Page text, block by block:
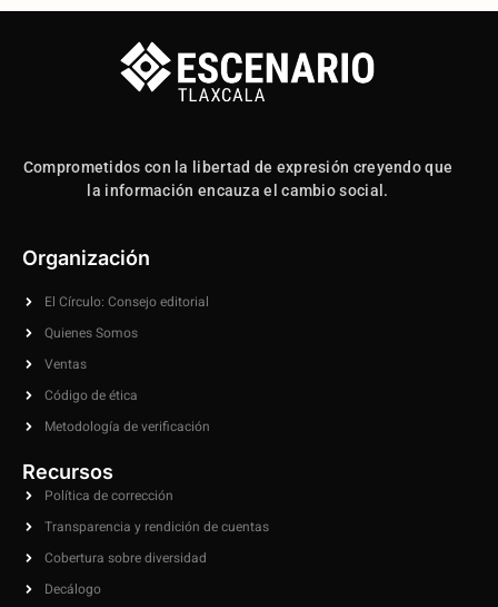
Comprometidos con la libertad de expresión creyendo que
la información encauza el cambio social.
Organización
El Círculo: Consejo editorial
Quienes Somos
Ventas
Código de ética
Metodología de verificación
Recursos
Política de corrección
Transparencia y rendición de cuentas
Cobertura sobre diversidad
Decálogo